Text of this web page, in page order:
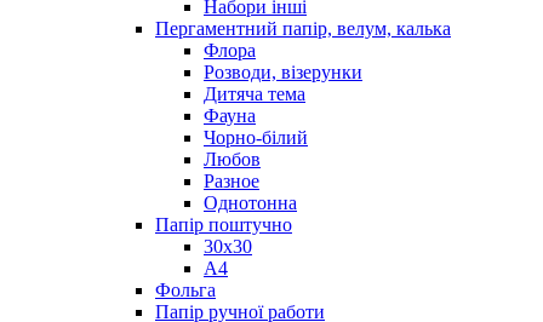
Набори інші
Пергаментний папір, велум, калька
Флора
Розводи, візерунки
Дитяча тема
Фауна
Чорно-білий
Любов
Разное
Однотонна
Папір поштучно
30х30
А4
Фольга
Папір ручної работи